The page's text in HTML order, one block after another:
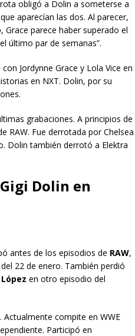
obligó a Dolin a someterse a
aparecían las dos. Al parecer,
parece haber superado el
último par de semanas”.
Jordynne Grace y Lola Vice en
en NXT. Dolin, por su
grabaciones. A principios de
RAW. Fue derrotada por Chelsea
Dolin también derrotó a Elektra
Dolin en
antes de los episodios de RAW,
22 de enero. También perdió
en otro episodio del
compite en WWE
Participó en